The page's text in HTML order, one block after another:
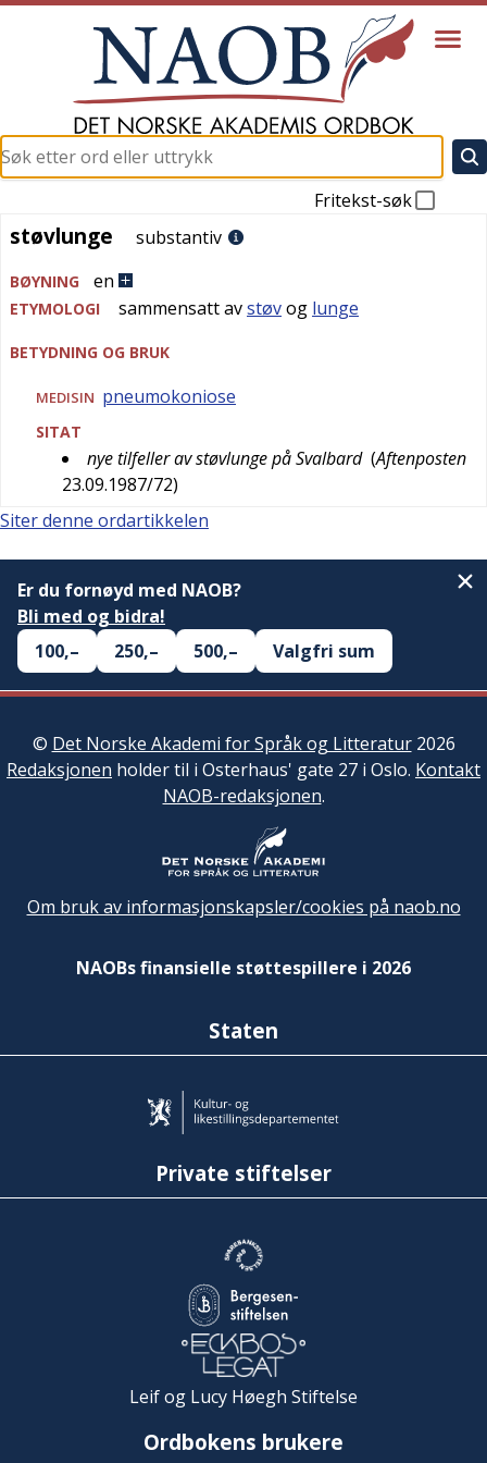
Fritekst-søk
støvlunge
støvlunge substantiv
BØYNING en
ETYMOLOGI sammensatt avstøvog lunge
BETYDNING OG BRUK
MEDISIN pneumokoniose
SITAT
nye tilfeller av støvlunge på Svalbard (Aftenposten
23.09.1987/72)
Siter denne ordartikkelen
Er du fornøyd med NAOB?
Bli med og bidra!
100,–
250,– 500,– Valgfri sum
© Det Norske Akademi for Språk og Litteratur2026
Redaksjonen holder til i Osterhaus' gate 27 i Oslo. Kontakt
NAOB-redaksjonen.
Om bruk av informasjonskapsler/cookies på naob.no
NAOBs finansielle støttespillere i 2026
Staten
Private stiftelser
Leif og Lucy Høegh Stiftelse
Ordbokens brukere